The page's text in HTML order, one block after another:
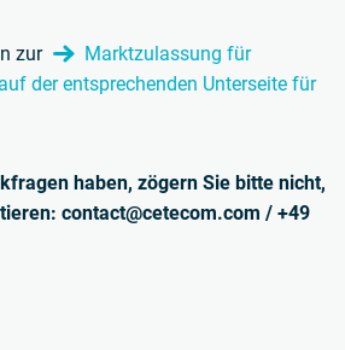
zur
Marktzulassung für
der entsprechenden Unterseite für
haben, zögern Sie bitte nicht,
contact@cetecom.com / +49